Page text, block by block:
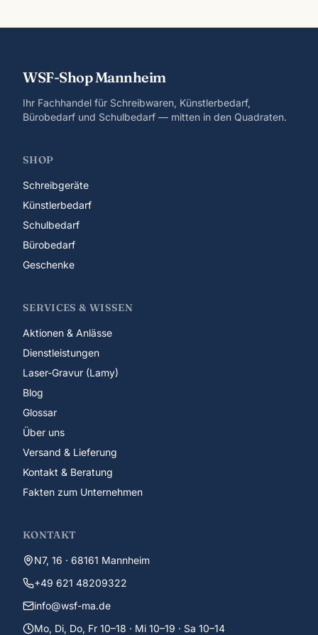
WSF-Shop Mannheim
Ihr Fachhandel für Schreibwaren, Künstlerbedarf,
Bürobedarf und Schulbedarf — mitten in den Quadraten.
SHOP
Schreibgeräte
Künstlerbedarf
Schulbedarf
Bürobedarf
Geschenke
SERVICES & WISSEN
Aktionen & Anlässe
Dienstleistungen
Laser-Gravur (Lamy)
Blog
Glossar
Über uns
Versand & Lieferung
Kontakt & Beratung
Fakten zum Unternehmen
KONTAKT
N7, 16 · 68161 Mannheim
+49 621 48209322
info@wsf-ma.de
Mo, Di, Do, Fr 10–18 · Mi 10–19 · Sa 10–14